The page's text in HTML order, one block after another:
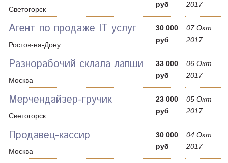
Светогорск
руб
2017
Агент по продаже IT услуг
Ростов-на-Дону
30 000
руб
07 Окт
2017
Разнорабочий склала лапши
Москва
33 000
руб
06 Окт
2017
Мерчендайзер-гручик
Светогорск
23 000
руб
05 Окт
2017
Продавец-кассир
Москва
30 000
руб
04 Окт
2017